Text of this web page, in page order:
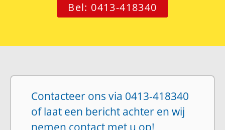
Bel: 0413-418340
Contacteer ons via 0413-418340
of laat een bericht achter en wij
nemen contact met u op!